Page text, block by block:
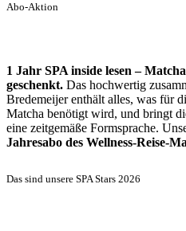
Abo-Aktion
1 Jahr SPA inside lesen –
geschenkt. Das hochwertig
Bredemeijer enthält alles, was für
Matcha benötigt wird, und bringt
eine zeitgemäße Formsprache.
Jahresabo des Wellness-Reise-
Das sind unsere SPA Stars 2026